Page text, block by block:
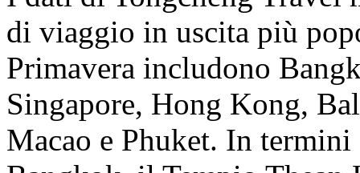
di viaggio in uscita più
Primavera includono
Singapore, Hong Kong,
Macao e Phuket. In